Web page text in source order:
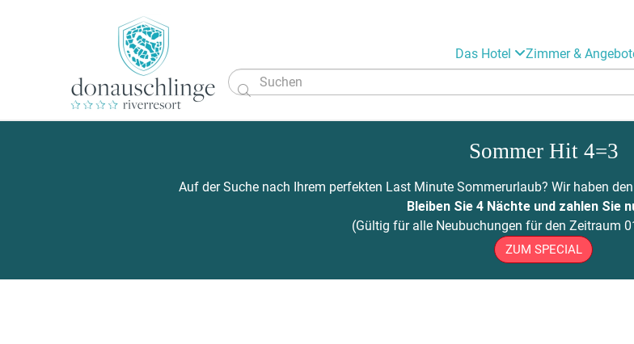
Das Hotel Zimmer &

Sommer Hit 4=3
Auf der Suche nach Ihrem perfekten Last Minute Sommerurlaub? Wir haben
Bleiben Sie 4 Nächte und zahlen Sie
(Gültig für alle Neubuchungen für den Zeitraum
ZUM SPECIAL